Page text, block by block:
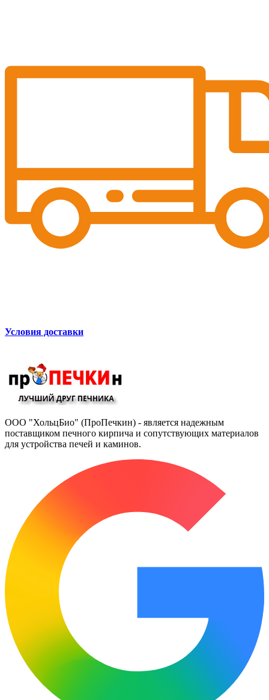
Условия доставки
ООО "ХольцБио" (ПроПечкин) - является надежным
поставщиком печного кирпича и сопутствующих материалов
для устройства печей и каминов.